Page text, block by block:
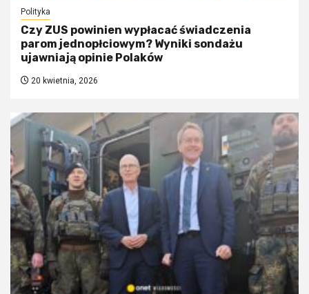
Polityka
Czy ZUS powinien wypłacać świadczenia
parom jednopłciowym? Wyniki sondażu
ujawniają opinie Polaków
20 kwietnia, 2026